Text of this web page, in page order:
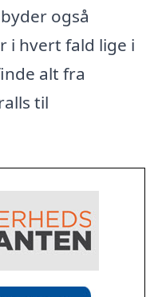
også
i hvert fald lige i
alt fra
til